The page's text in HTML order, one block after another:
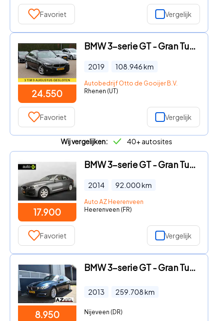
Favoriet Vergelijk
24.550
BMW 3-serie GT - Gran Turismo 330i High Executive Ed. M Sport / Panoramadak /
2019 108.946km
Autobedrijf Otto de Gooijer B.V.
Rhenen (UT)
Favoriet Vergelijk
Wij vergelijken: 40+ autosites
17.900
BMW 3-serie GT - Gran Turismo 320i Automaat / Active Cruise / Trekhaak / Lede
2014 92.000km
Auto AZ Heerenveen
Heerenveen (FR)
Favoriet Vergelijk
8.950
BMW 3-serie GT - Gran Turismo 320i Executive
2013 259.708km
Nijeveen (DR)